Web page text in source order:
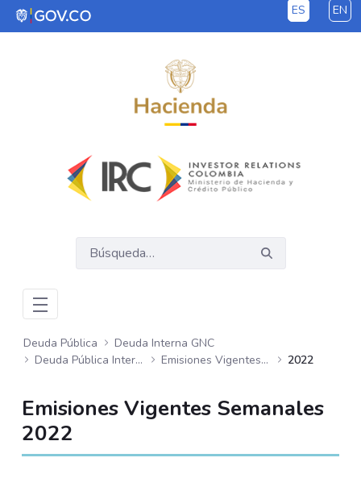
Saltar al contenido principal ES EN
Deuda Pública
Deuda Interna GNC
Deuda Pública Interna GNC
Emisiones Vigentes Semanales 2022
Emisiones Vigentes Semanales
2022